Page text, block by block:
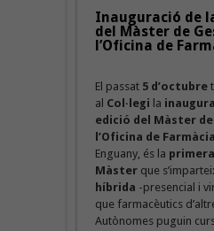
Inauguració de
del Màster de
l’Oficina de
El passat 5 d’octubre
al Col·legi la
edició del Màster
l’Oficina de
Enguany, és la
Màsterque
híbrida -presencial i
que farmacèutics
Autònomes puguin